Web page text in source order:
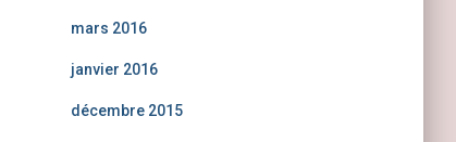
mars 2016
janvier 2016
décembre 2015